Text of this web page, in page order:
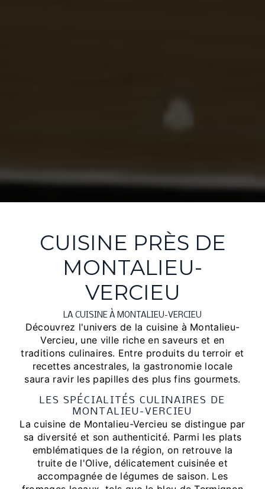
CUISINE PRÈS DE
MONTALIEU-
VERCIEU
LA CUISINE À MONTALIEU-VERCIEU
Découvrez l'univers de la cuisine à Montalieu-
Vercieu, une ville riche en saveurs et en
traditions culinaires. Entre produits du terroir et
recettes ancestrales, la gastronomie locale
saura ravir les papilles des plus fins gourmets.
LES SPÉCIALITÉS CULINAIRES DE
MONTALIEU-VERCIEU
La cuisine de Montalieu-Vercieu se distingue par
sa diversité et son authenticité. Parmi les plats
emblématiques de la région, on retrouve la
truite de l'Olive, délicatement cuisinée et
accompagnée de légumes de saison. Les